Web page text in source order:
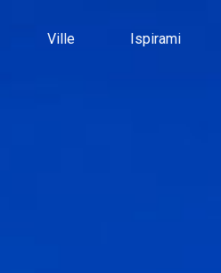
Ville Ispirami